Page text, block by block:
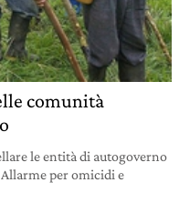
comunità
le entità di autogoverno
per omicidi e